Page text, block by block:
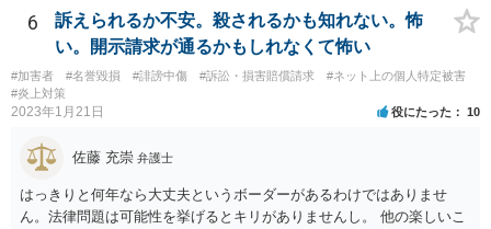
す。いずれにせよ、弁護士へ依頼しておられるようですので、反省の
態度がないと感じるのであれば、すみやかに訴訟へ踏み切るべきでし
6
訴えられるか不安。殺されるかも知れない。怖
い。開示請求が通るかもしれなくて怖い
#加害者 #名誉毀損 #誹謗中傷 #訴訟・損害賠償請求
#ネット上の個人特定被害
#炎上対策
2023年1月21日 役にたった 10
佐藤 充崇 弁護士
はっきりと何年なら大丈夫というボーダーがあるわけではありませ
ん。法律問題は可能性を挙げるとキリがありませんし。 他の楽しいこ